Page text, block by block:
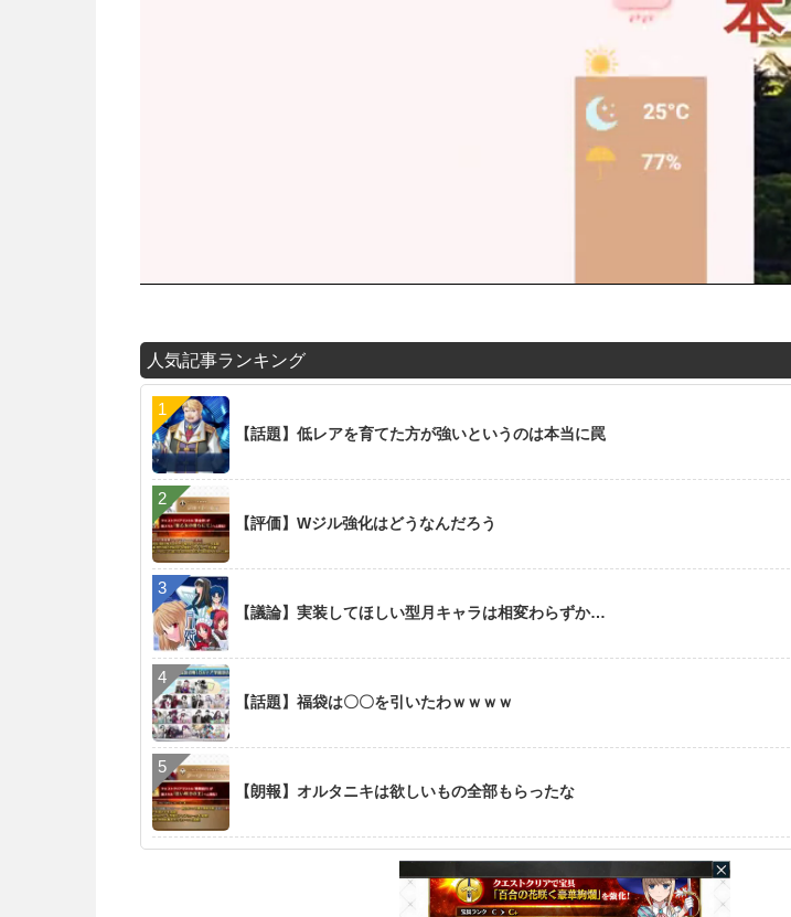
人気記事ランキング
【話題】低レアを育てた方が強いというのは本当に罠
【評価】Wジル強化はどうなんだろう
【議論】実装してほしい型月キャラは相変わらずか…
【話題】福袋は〇〇を引いたわｗｗｗｗ
【朗報】オルタニキは欲しいもの全部もらったな